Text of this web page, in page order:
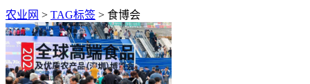
农业网 > TAG标签 > 食博会